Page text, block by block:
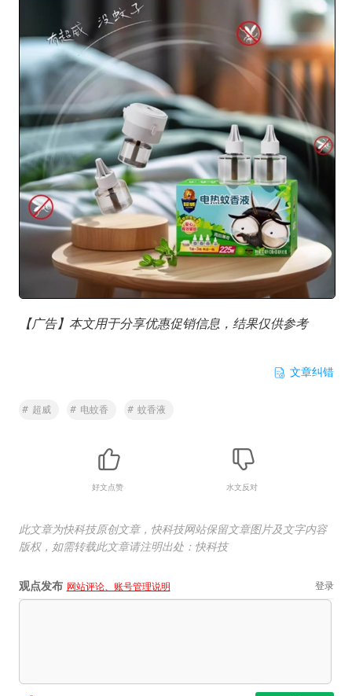
【广告】本文用于分享优惠促销信息，结果仅供参考
文章纠错
# 超威 # 电蚊香 # 蚊香液
好文点赞 水文反对
此文章为快科技原创文章，快科技网站保留文章图片及文字内容
版权，如需转载此文章请注明出处：快科技
观点发布 网站评论、账号管理说明 登录